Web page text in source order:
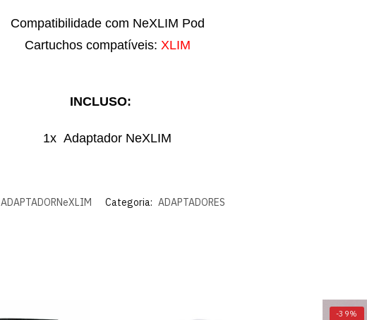
Compatibilidade com NeXLIM Pod
Cartuchos compatíveis: XLIM
INCLUSO:
1x Adaptador NeXLIM
ADAPTADORNeXLIM Categoria: ADAPTADORES
-39%